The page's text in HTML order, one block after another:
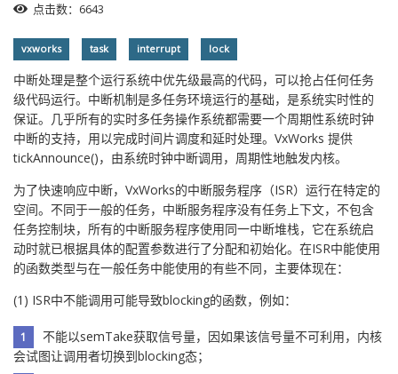
点击数：6643
vxworks task interrupt lock
中断处理是整个运行系统中优先级最高的代码，可以抢占任何任务
级代码运行。中断机制是多任务环境运行的基础，是系统实时性的
保证。几乎所有的实时多任务操作系统都需要一个周期性系统时钟
中断的支持，用以完成时间片调度和延时处理。VxWorks 提供
tickAnnounce()，由系统时钟中断调用，周期性地触发内核。
为了快速响应中断，VxWorks的中断服务程序（ISR）运行在特定的
空间。不同于一般的任务，中断服务程序没有任务上下文，不包含
任务控制块，所有的中断服务程序使用同一中断堆栈，它在系统启
动时就已根据具体的配置参数进行了分配和初始化。在ISR中能使用
的函数类型与在一般任务中能使用的有些不同，主要体现在：
(1) ISR中不能调用可能导致blocking的函数，例如：
不能以semTake获取信号量，因如果该信号量不可利用，内核
会试图让调用者切换到blocking态；